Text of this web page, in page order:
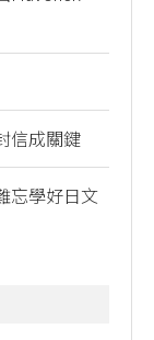
信成關鍵
忘學好日文